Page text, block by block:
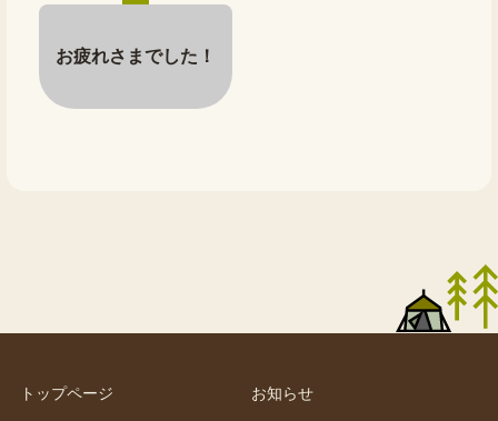
お疲れさまでした！
トップページ お知らせ